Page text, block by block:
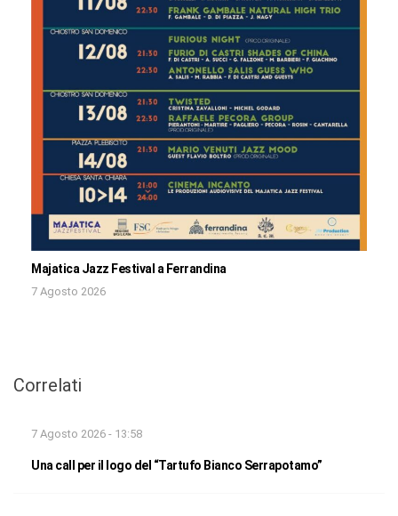
Majatica Jazz Festival a Ferrandina
7 Agosto 2026
Correlati
7 Agosto 2026 - 13:58
Una call per il logo del “Tartufo Bianco Serrapotamo”